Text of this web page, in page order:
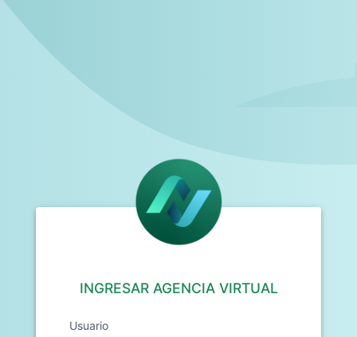
INGRESAR AGENCIA VIRTUAL
Usuario